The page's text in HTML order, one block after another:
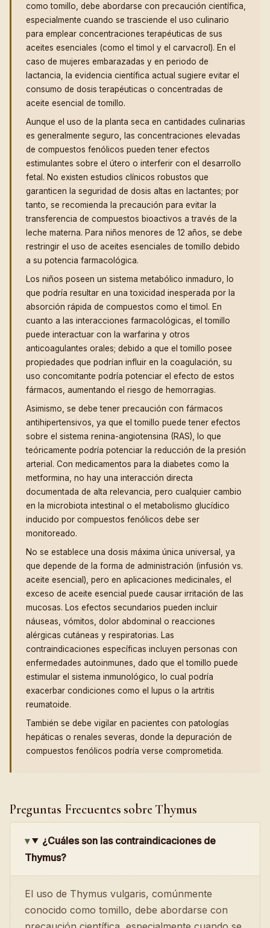
como tomillo, debe abordarse con precaución científica,
especialmente cuando se trasciende el uso culinario
para emplear concentraciones terapéuticas de sus
aceites esenciales (como el timol y el carvacrol). En el
caso de mujeres embarazadas y en periodo de
lactancia, la evidencia científica actual sugiere evitar el
consumo de dosis terapéuticas o concentradas de
aceite esencial de tomillo.
Aunque el uso de la planta seca en cantidades culinarias
es generalmente seguro, las concentraciones elevadas
de compuestos fenólicos pueden tener efectos
estimulantes sobre el útero o interferir con el desarrollo
fetal. No existen estudios clínicos robustos que
garanticen la seguridad de dosis altas en lactantes; por
tanto, se recomienda la precaución para evitar la
transferencia de compuestos bioactivos a través de la
leche materna. Para niños menores de 12 años, se debe
restringir el uso de aceites esenciales de tomillo debido
a su potencia farmacológica.
Los niños poseen un sistema metabólico inmaduro, lo
que podría resultar en una toxicidad inesperada por la
absorción rápida de compuestos como el timol. En
cuanto a las interacciones farmacológicas, el tomillo
puede interactuar con la warfarina y otros
anticoagulantes orales; debido a que el tomillo posee
propiedades que podrían influir en la coagulación, su
uso concomitante podría potenciar el efecto de estos
fármacos, aumentando el riesgo de hemorragias.
Asimismo, se debe tener precaución con fármacos
antihipertensivos, ya que el tomillo puede tener efectos
sobre el sistema renina-angiotensina (RAS), lo que
teóricamente podría potenciar la reducción de la presión
arterial. Con medicamentos para la diabetes como la
metformina, no hay una interacción directa
documentada de alta relevancia, pero cualquier cambio
en la microbiota intestinal o el metabolismo glucídico
inducido por compuestos fenólicos debe ser
monitoreado.
No se establece una dosis máxima única universal, ya
que depende de la forma de administración (infusión vs.
aceite esencial), pero en aplicaciones medicinales, el
exceso de aceite esencial puede causar irritación de las
mucosas. Los efectos secundarios pueden incluir
náuseas, vómitos, dolor abdominal o reacciones
alérgicas cutáneas y respiratorias. Las
contraindicaciones específicas incluyen personas con
enfermedades autoinmunes, dado que el tomillo puede
estimular el sistema inmunológico, lo cual podría
exacerbar condiciones como el lupus o la artritis
reumatoide.
También se debe vigilar en pacientes con patologías
hepáticas o renales severas, donde la depuración de
compuestos fenólicos podría verse comprometida.
Preguntas Frecuentes sobre Thymus
¿Cuáles son las contraindicaciones de
Thymus?
El uso de Thymus vulgaris, comúnmente
conocido como tomillo, debe abordarse con